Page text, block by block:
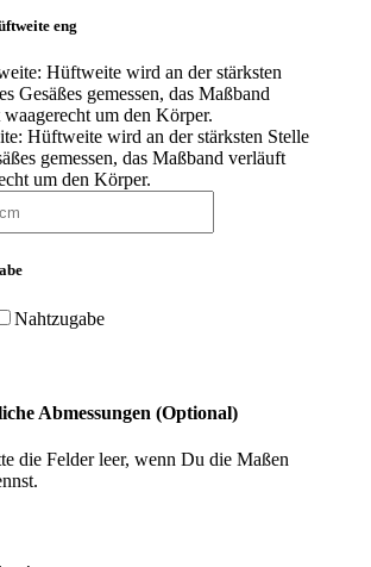
eng
Hüftweite wird an der stärksten Stelle
gemessen, das Maßband verläuft
um den Körper.
Nahtzugabe
Abmessungen (Optional)
die Felder leer, wenn Du die Maßen